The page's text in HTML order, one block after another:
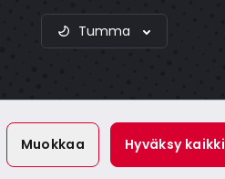
Tumma
Muokkaa Hyväksy kaikki